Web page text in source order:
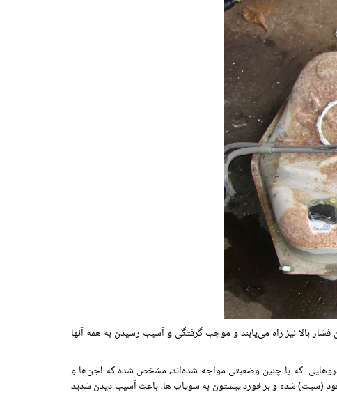
فشار بالا نیز راه می‌یابند و موجب گرفتگی و آسیب رسیدن به همه آنها
که با چنین وضعیتی مواجه شده‌اند، مشخص شده که لجن‌ها و
(سیت) شده و برخورد پیستون به سوپاپ ها، باعث آسیب دیدن شدید